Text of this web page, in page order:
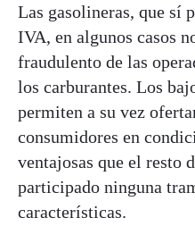
Las gasolineras, que sí
IVA, en algunos casos
fraudulento de las
los carburantes. Los
permiten a su vez
consumidores en
ventajosas que el resto
participado ninguna
características.